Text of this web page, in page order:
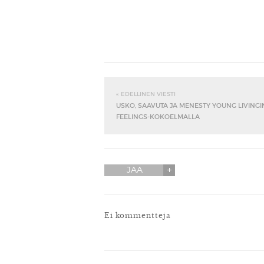
« EDELLINEN VIESTI
USKO, SAAVUTA JA MENESTY YOUNG
FEELINGS-KOKOELMALLA
JAA
Ei kommentteja